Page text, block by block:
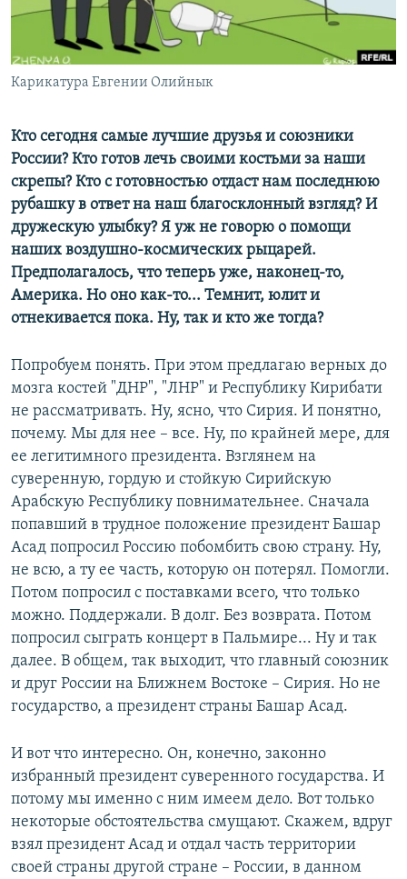
ПОБЕДИТЕЛЕЙ НЕ СУДЯТ?
КРЫМ.НЕПОКОРЕННЫЙ
ELIFBE
ПРИСОЕДИНЯЙТЕСЬ!
Все сайты RFE/RL
Карикатура Евгении Олийнык
Кто сегодня самые лучшие друзья и союзники
России? Кто готов лечь своими костьми за наши
скрепы? Кто с готовностью отдаст нам последнюю
рубашку в ответ на наш благосклонный взгляд? И
дружескую улыбку? Я уж не говорю о помощи
наших воздушно-космических рыцарей.
Предполагалось, что теперь уже, наконец-то,
Америка. Но оно как-то... Темнит, юлит и
отнекивается пока. Ну, так и кто же тогда?
Попробуем понять. При этом предлагаю верных до
мозга костей "ДНР", "ЛНР" и Республику Кирибати
не рассматривать. Ну, ясно, что Сирия. И понятно,
почему. Мы для нее – все. Ну, по крайней мере, для
ее легитимного президента. Взглянем на
суверенную, гордую и стойкую Сирийскую
Арабскую Республику повнимательнее. Сначала
попавший в трудное положение президент Башар
Асад попросил Россию побомбить свою страну. Ну,
не всю, а ту ее часть, которую он потерял. Помогли.
Потом попросил с поставками всего, что только
можно. Поддержали. В долг. Без возврата. Потом
попросил сыграть концерт в Пальмире... Ну и так
далее. В общем, так выходит, что главный союзник
и друг России на Ближнем Востоке – Сирия. Но не
государство, а президент страны Башар Асад.
И вот что интересно. Он, конечно, законно
избранный президент суверенного государства. И
потому мы именно с ним имеем дело. Вот только
некоторые обстоятельства смущают. Скажем, вдруг
взял президент Асад и отдал часть территории
своей страны другой стране – России, в данном